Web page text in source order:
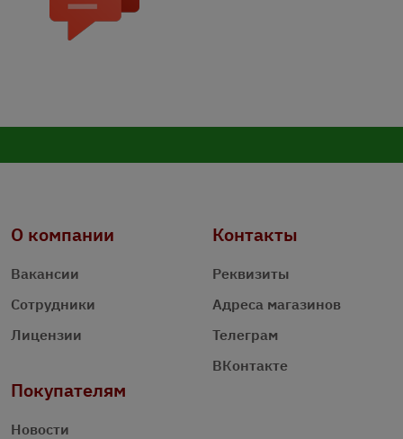
О компании
Вакансии
Сотрудники
Лицензии
Контакты
Реквизиты
Адреса магазинов
Телеграм
ВКонтакте
Покупателям
Новости